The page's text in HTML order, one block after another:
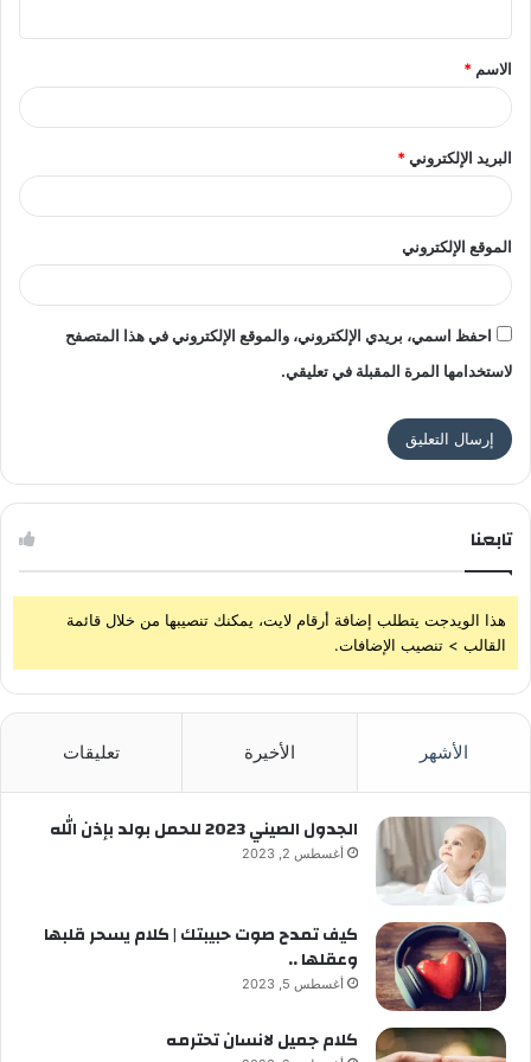
ق
*
الاسم *
البريد الإلكتروني*
الموقع الإلكتروني
احفظ اسمي، بريدي الإلكتروني، والموقع الإلكتروني في هذا المتصفح
لاستخدامها المرة المقبلة في تعليقي.
تابعنا
هذا الويدجت يتطلب إضافة أرقام لايت، يمكنك تنصيبها من خلال قائمة
القالب > تنصيب الإضافات.
الأشهر الأخيرة تعليقات
الجدول الصيني 2023 للحمل بولد بإذن الله
أغسطس 2, 2023
كيف تمدح صوت حبيبتك | كلام يسحر قلبها
وعقلها ..
أغسطس 5, 2023
كلام جميل لانسان تحترمه